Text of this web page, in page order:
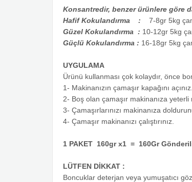
Konsantredir, benzer ürünlere göre
Hafif Kokulandırma : 7-8gr 5kg
Güzel Kokulandırma : 10-12gr 5kg
Güçlü Kokulandırma : 16-18gr 5kg
UYGULAMA
Ürünü kullanması çok kolaydır, önce
1- Makinanızın çamaşır kapağını açınız.
2- Boş olan çamaşır makinanıza
3- Çamaşırlarınızı makinanıza
4- Çamaşır makinanızı çalıştırınız.
1 PAKET 160gr x1 = 160Gr
LÜTFEN DİKKAT :
Boncuklar deterjan veya yumuşatıcı